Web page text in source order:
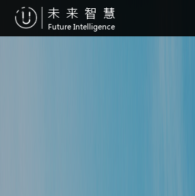
未来智慧
Future Intelligence